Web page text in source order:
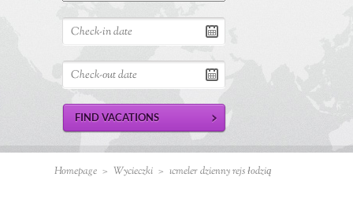
Homepage > Wycieczki > ıcmeler dzienny rejs łodzią